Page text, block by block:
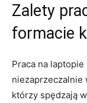
Zalety
formacie
Praca na
‍niezaprzeczalnie
⁤którzy spędzają